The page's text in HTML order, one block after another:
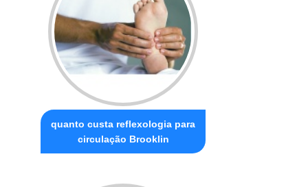
quanto custa reflexologia para
circulação Brooklin